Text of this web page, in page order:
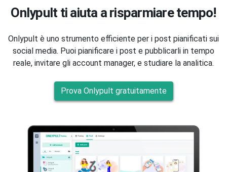
Onlypult ti aiuta a risparmiare tempo!
Onlypult è uno strumento efficiente per i post pianificati sui
social media. Puoi pianificare i post e pubblicarli in tempo
reale, invitare gli account manager, e studiare la analitica.
Prova Onlypult gratuitamente